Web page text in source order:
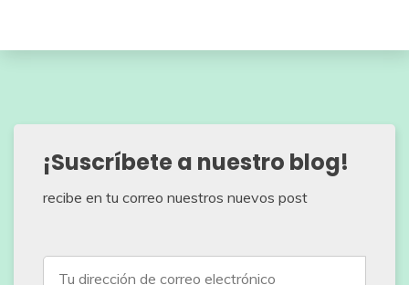
¡Suscríbete a nuestro blog!
recibe en tu correo nuestros nuevos post